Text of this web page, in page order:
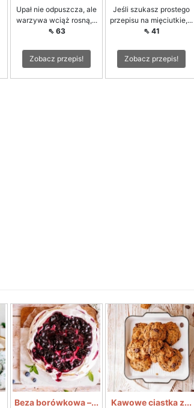
Upał nie odpuszcza, ale
warzywa wciąż rosną,...
⇖ 63
Zobacz przepis!
Jeśli szukasz prostego
przepisu na mięciutkie,...
⇖ 41
Zobacz przepis!
Beza borówkowa –... Kawowe ciastka z...